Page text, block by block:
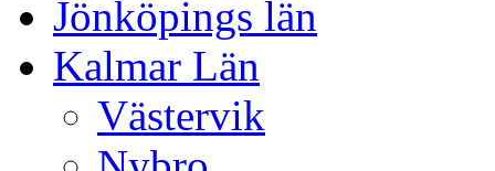
Jönköpings län
Kalmar Län
Västervik